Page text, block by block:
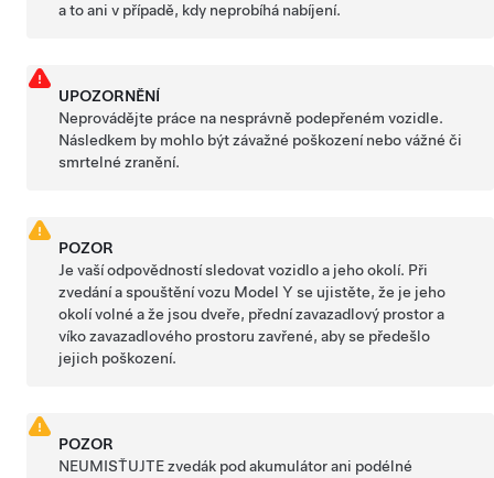
a to ani v případě, kdy neprobíhá nabíjení.
UPOZORNĚNÍ
Neprovádějte práce na nesprávně podepřeném vozidle.
Následkem by mohlo být závažné poškození nebo vážné či
smrtelné zranění.
POZOR
Je vaší odpovědností sledovat vozidlo a jeho okolí. Při
zvedání a spouštění vozu Model Y se ujistěte, že je jeho
okolí volné a že jsou dveře, přední zavazadlový prostor a
víko zavazadlového prostoru zavřené, aby se předešlo
jejich poškození.
POZOR
NEUMISŤUJTE zvedák pod akumulátor ani podélné